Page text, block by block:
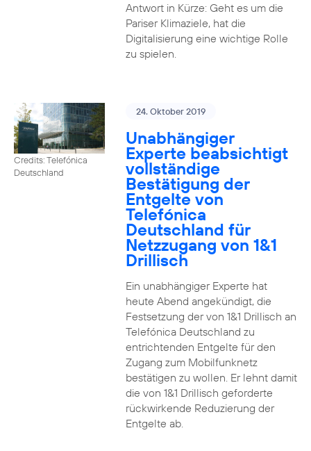
Antwort in Kürze: Geht es um die
Pariser Klimaziele, hat die
Digitalisierung eine wichtige Rolle
zu spielen.
Credits: Telefónica
Deutschland
24. Oktober 2019
Unabhängiger
Experte beabsichtigt
vollständige
Bestätigung der
Entgelte von
Telefónica
Deutschland für
Netzzugang von 1&1
Drillisch
Ein unabhängiger Experte hat
heute Abend angekündigt, die
Festsetzung der von 1&1 Drillisch an
Telefónica Deutschland zu
entrichtenden Entgelte für den
Zugang zum Mobilfunknetz
bestätigen zu wollen. Er lehnt damit
die von 1&1 Drillisch geforderte
rückwirkende Reduzierung der
Entgelte ab.